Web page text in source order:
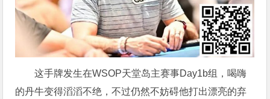
这手牌发生在WSOP天堂岛主赛事Day1b组，喝嗨
的丹牛变得滔滔不绝，不过仍然不妨碍他打出漂亮的弃